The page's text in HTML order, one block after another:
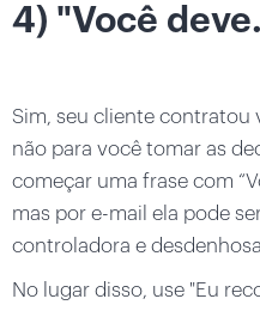
4) "Você
Sim, seu cliente contratou
não para você tomar as
começar uma frase com
mas por e-mail ela pode
controladora e
No lugar disso, use "Eu